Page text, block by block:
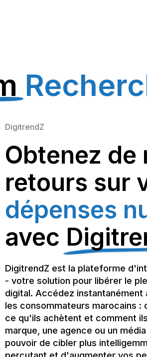
DigitrendZ
Obtenez de
retours sur
dépenses
avec
DigitrendZ est la plateforme
- votre solution pour libérer le
digital. Accédez
les consommateurs marocains :
ce qu'ils achètent et comment
marque, une agence ou un
pouvoir de cibler plus